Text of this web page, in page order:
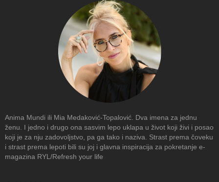
Anima Mundi ili Mia Medaković-Topalović. Dva imena za jednu
ženu. I jedno i drugo ona sasvim lepo uklapa u život koji živi i posao
koji je za nju zadovoljstvo, pa ga tako i naziva. Strast prema čoveku
i strast prema lepoti bili su joj i glavna inspiracija za pokretanje e-
magazina RYL/Refresh your life